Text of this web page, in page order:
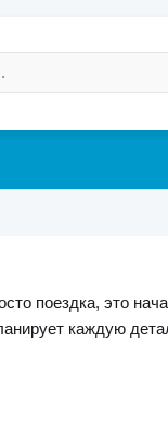
поездка, это
каждую